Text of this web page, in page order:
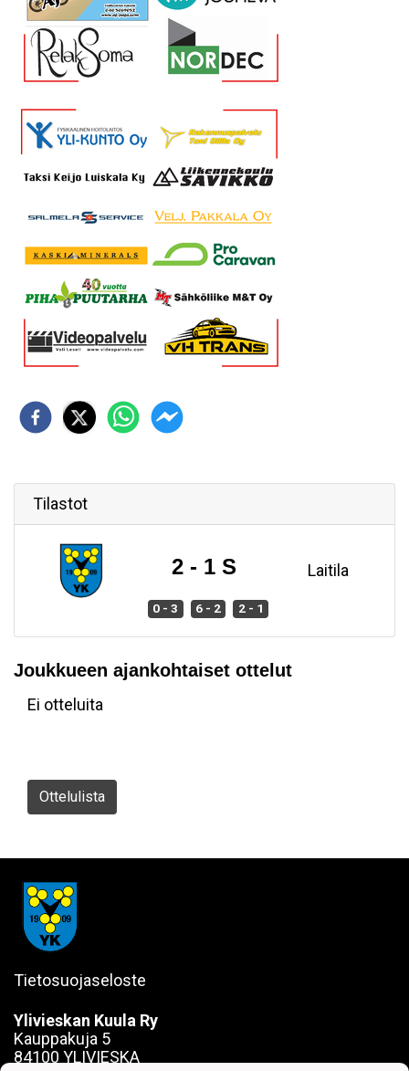
Tilastot
2 - 1 S Laitila
0 - 3 6 - 2 2 - 1
Joukkueen ajankohtaiset ottelut
Ei otteluita
Ottelulista
Tietosuojaseloste
Ylivieskan Kuula Ry
Kauppakuja 5
84100 YLIVIESKA